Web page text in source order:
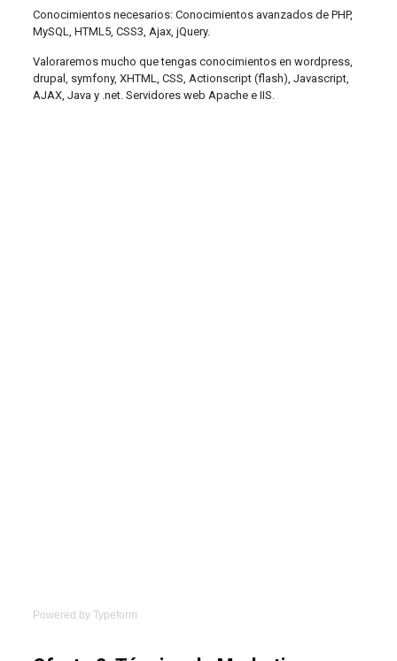
Conocimientos necesarios: Conocimientos avanzados de PHP,
MySQL, HTML5, CSS3, Ajax, jQuery.
Valoraremos mucho que tengas conocimientos en wordpress,
drupal, symfony, XHTML, CSS, Actionscript (flash), Javascript,
AJAX, Java y .net. Servidores web Apache e IIS.
Powered by Typeform